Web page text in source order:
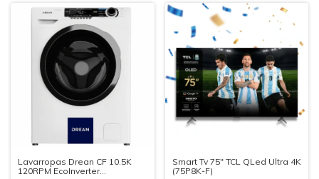
Lavarropas Drean CF 10.5K
120RPM EcoInverter
Smart Tv 75" TCL QLed Ultra 4K
(75P8K-F)